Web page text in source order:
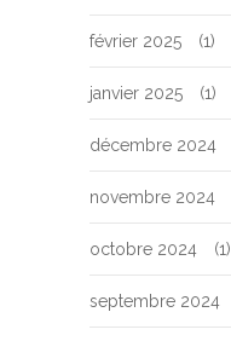
février 2025 (1)
janvier 2025 (1)
décembre 2024
novembre 2024
octobre 2024 (1)
septembre 2024